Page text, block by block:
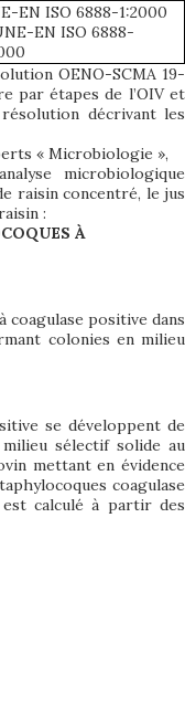
EN ISO 6888-1:2000
EN ISO 6888-
OENO-SCMA 19-
par étapes de l’OIV et
décrivant les
« Microbiologie »,
microbiologique
raisin concentré, le jus
:
À
coagulase positive dans
colonies en milieu
se développent de
sélectif solide au
mettant en évidence
coagulase
calculé à partir des